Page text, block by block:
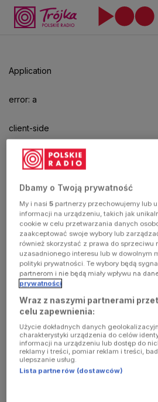
Application
error: a
client-side
exception
has
occurred
(see the
browser
console for
more
information)
aby
odtwarzać.
Dbamy o Twoją prywatność
My i nasi5 partnerzy przechowujemy lub
informacji na urządzeniu, takich jak
cookie w celu przetwarzania danych
zaakceptować swoje wybory lub
również skorzystać z prawa do sprzeciwu
uzasadnionego interesu lub w dowolnym
polityki prywatności. Te wybory będą
partnerom i nie będą miały wpływu na
prywatności
Wraz z naszymi partnerami
celu zapewnienia:
Użycie dokładnych danych
charakterystyki urządzenia do celów
informacji na urządzeniu lub dostęp do
reklamy i treści, pomiar reklam i treści,
ulepszanie usług.
Lista partnerów (dostawców)